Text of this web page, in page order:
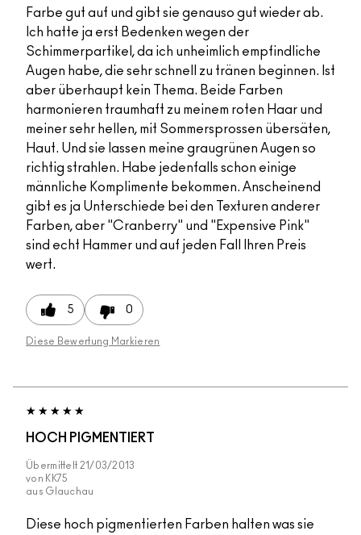
Farbe gut auf und gibt sie genauso gut wieder ab.
Ich hatte ja erst Bedenken wegen der
Schimmerpartikel, da ich unheimlich empfindliche
Augen habe, die sehr schnell zu tränen beginnen. Ist
aber überhaupt kein Thema. Beide Farben
harmonieren traumhaft zu meinem roten Haar und
meiner sehr hellen, mit Sommersprossen übersäten,
Haut. Und sie lassen meine graugrünen Augen so
richtig strahlen. Habe jedenfalls schon einige
männliche Komplimente bekommen. Anscheinend
gibt es ja Unterschiede bei den Texturen anderer
Farben, aber "Cranberry" und "Expensive Pink"
sind echt Hammer und auf jeden Fall Ihren Preis
wert.
5 0
Diese Bewertung Markieren
HOCH PIGMENTIERT
Übermittelt 21/03/2013
von KK75
aus Glauchau
Diese hoch pigmentierten Farben halten was sie